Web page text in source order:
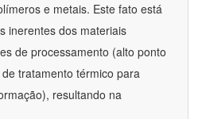
e metais. Este fato está
inerentes dos materiais
de processamento (alto ponto
tratamento térmico para
resultando na